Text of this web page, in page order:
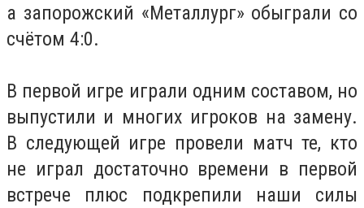
а запорожский «Металлург» обыграли со
счётом 4:0.
В первой игре играли одним составом, но
выпустили и многих игроков на замену.
В следующей игре провели матч те, кто
не играл достаточно времени в первой
встрече плюс подкрепили наши силы